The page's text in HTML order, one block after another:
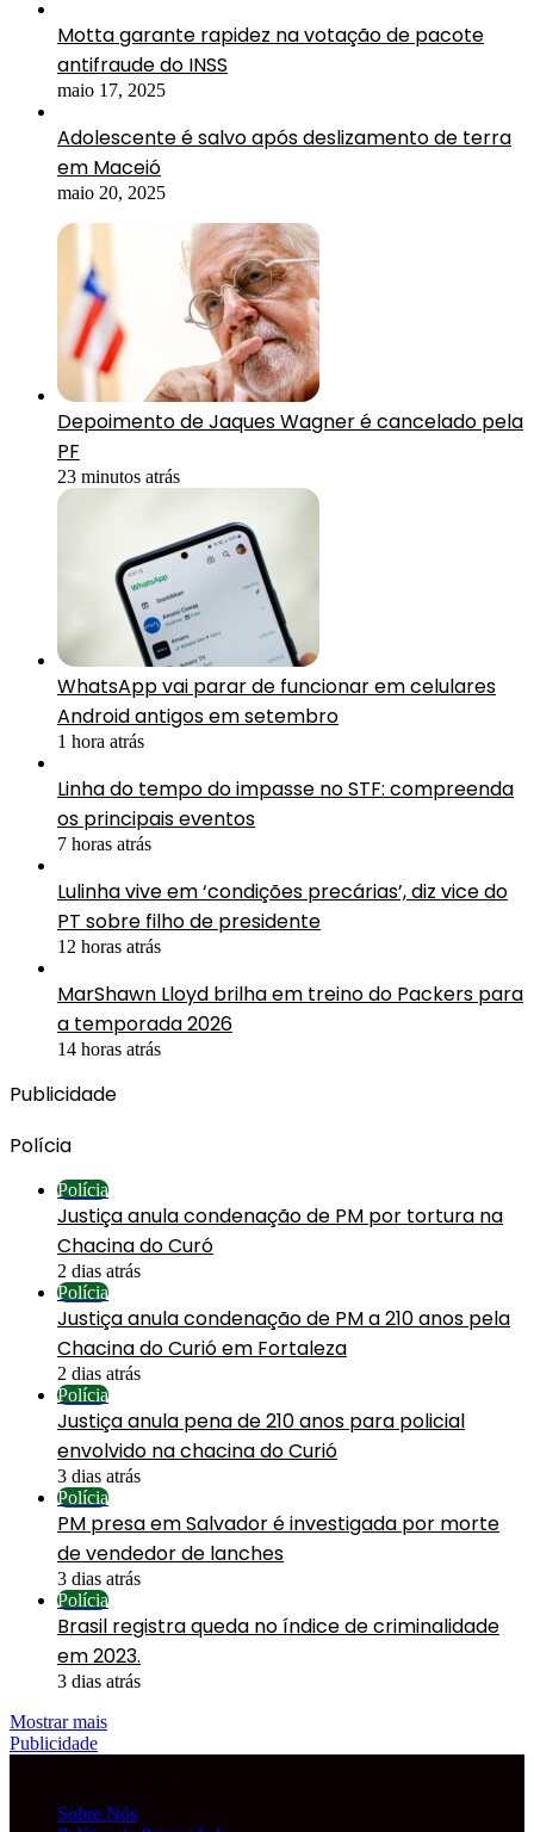
Motta garante rapidez na votação de pacote
antifraude do INSS
maio 17, 2025
Adolescente é salvo após deslizamento de terra
em Maceió
maio 20, 2025
Depoimento de Jaques Wagner é cancelado pela
PF
23 minutos atrás
WhatsApp vai parar de funcionar em celulares
Android antigos em setembro
1 hora atrás
Linha do tempo do impasse no STF: compreenda
os principais eventos
7 horas atrás
Lulinha vive em ‘condições precárias’, diz vice do
PT sobre filho de presidente
12 horas atrás
MarShawn Lloyd brilha em treino do Packers para
a temporada 2026
14 horas atrás
Publicidade
Polícia
Polícia
Justiça anula condenação de PM por tortura na
Chacina do Curó
2 dias atrás
Polícia
Justiça anula condenação de PM a 210 anos pela
Chacina do Curió em Fortaleza
2 dias atrás
Polícia
Justiça anula pena de 210 anos para policial
envolvido na chacina do Curió
3 dias atrás
Polícia
PM presa em Salvador é investigada por morte
de vendedor de lanches
3 dias atrás
Polícia
Brasil registra queda no índice de criminalidade
em 2023.
3 dias atrás
Mostrar mais
Publicidade
Sobre Nós